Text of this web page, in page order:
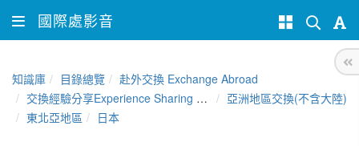
國際處影音
知識庫 目錄總覽
赴外交換 Exchange Abroad
交換經驗分享Experience Sharing of NCHU Exchange Program
亞洲地區交換(不含大陸)
東北亞地區
日本